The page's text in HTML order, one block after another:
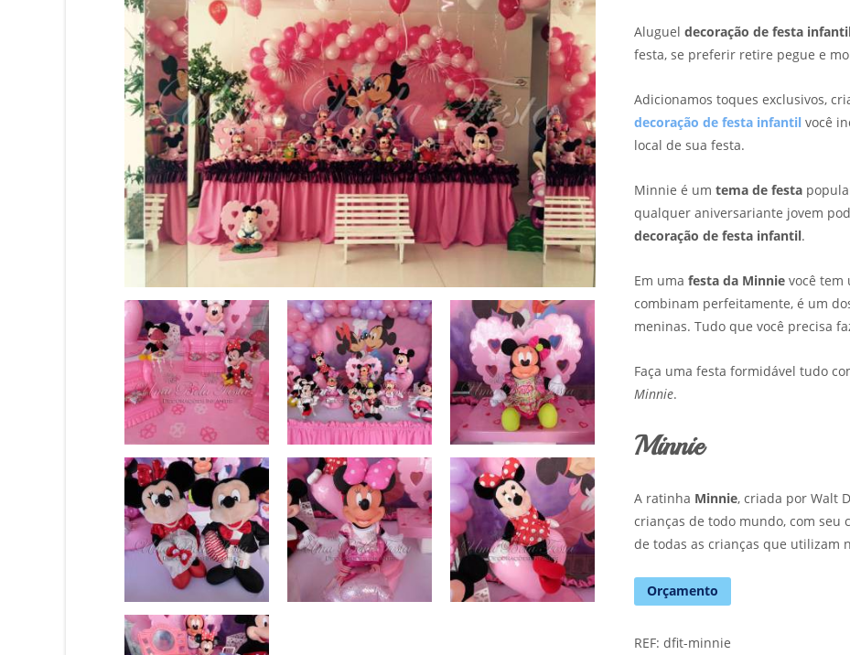
do em
o de
Alugueldecoração de festa
festa, se preferir retire pegue e
Adicionamos toques exclusivos,
decoração de festa infantil ​​você
local de sua festa.
Minnie é umtema de festa
qualquer aniversariante jovem
decoração de festa infantil.
Em umafesta da Minnie você tem
combinam perfeitamente, é um
meninas. Tudo que você precisa
Faça uma festa formidável tudo
Minnie.
Minnie
A ratinha Minnie, criada por Walt
crianças de todo mundo, com seu
de todas as crianças que utilizam
Orçamento
REF:dfit-minnie